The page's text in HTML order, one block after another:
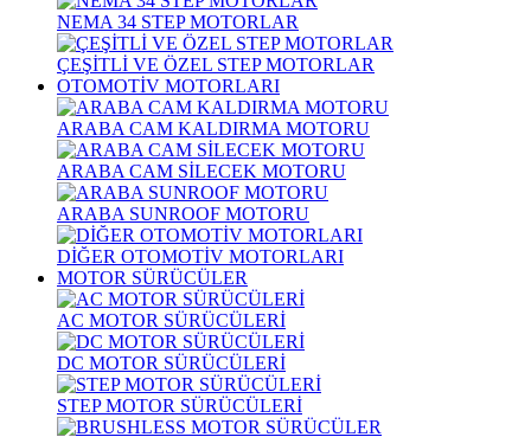
NEMA 34 STEP MOTORLAR
ÇEŞİTLİ VE ÖZEL STEP MOTORLAR
OTOMOTİV MOTORLARI
ARABA CAM KALDIRMA MOTORU
ARABA CAM SİLECEK MOTORU
ARABA SUNROOF MOTORU
DİĞER OTOMOTİV MOTORLARI
MOTOR SÜRÜCÜLER
AC MOTOR SÜRÜCÜLERİ
DC MOTOR SÜRÜCÜLERİ
STEP MOTOR SÜRÜCÜLERİ